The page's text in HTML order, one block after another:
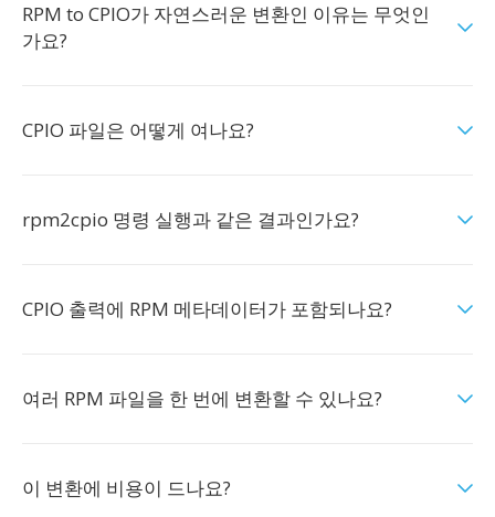
RPM to CPIO가 자연스러운 변환인 이유는 무엇인
가요?
CPIO 파일은 어떻게 여나요?
rpm2cpio 명령 실행과 같은 결과인가요?
CPIO 출력에 RPM 메타데이터가 포함되나요?
여러 RPM 파일을 한 번에 변환할 수 있나요?
이 변환에 비용이 드나요?